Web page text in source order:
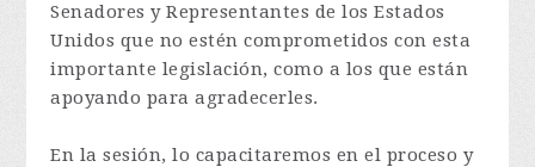
Senadores y Representantes de los Estados
Unidos que no estén comprometidos con esta
importante legislación, como a los que están
apoyando para agradecerles.
En la sesión, lo capacitaremos en el proceso y